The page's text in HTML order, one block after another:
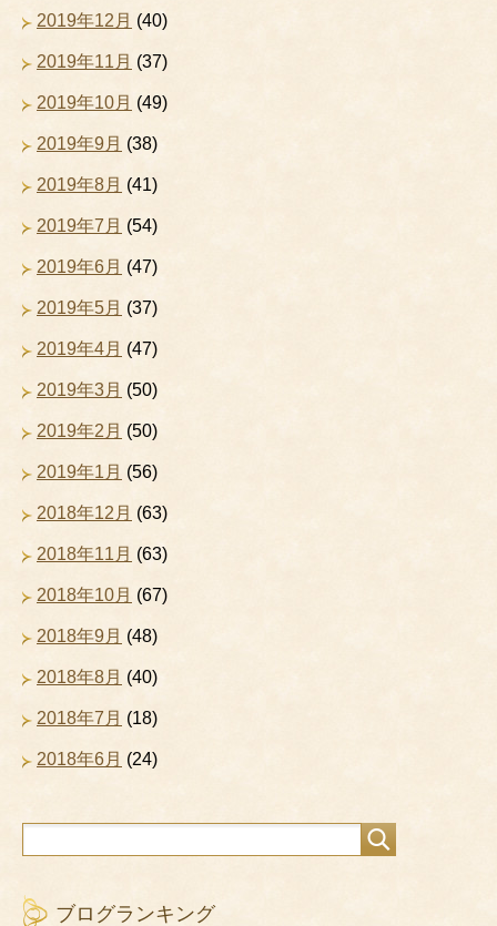
2019年12月 (40)
2019年11月 (37)
2019年10月 (49)
2019年9月 (38)
2019年8月 (41)
2019年7月 (54)
2019年6月 (47)
2019年5月 (37)
2019年4月 (47)
2019年3月 (50)
2019年2月 (50)
2019年1月 (56)
2018年12月 (63)
2018年11月 (63)
2018年10月 (67)
2018年9月 (48)
2018年8月 (40)
2018年7月 (18)
2018年6月 (24)
ブログランキング